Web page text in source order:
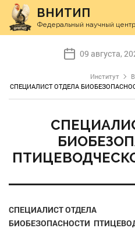
ВНИТИП
Федеральный научный центр
09 августа,
Институт
СПЕЦИАЛИСТ ОТДЕЛА
СПЕЦИАЛИСТ ОТДЕЛА
БИОБЕЗОПАСНОСТИ